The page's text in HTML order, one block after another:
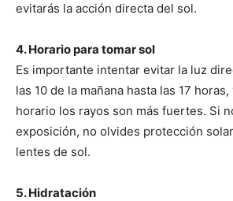
evitarás la acción directa del sol.
4. Horario para tomar sol
Es importante intentar evitar la luz
las 10 de la mañana hasta las 17
horario los rayos son más fuertes. Si
exposición, no olvides protección
lentes de sol.
5. Hidratación